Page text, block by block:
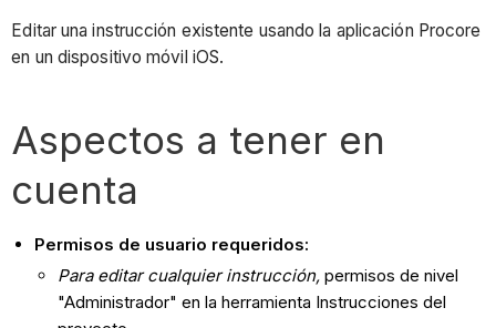
Editar una instrucción existente usando la aplicación Procore
en un dispositivo móvil iOS.
Aspectos a tener en
cuenta
Permisos de usuario requeridos:
Para editar cualquier instrucción,permisos de nivel
"Administrador" en la herramienta Instrucciones del